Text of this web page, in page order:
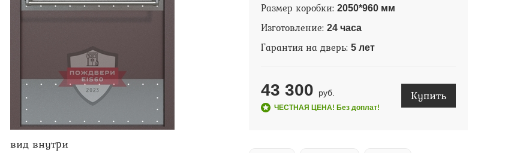
вид внутри
Размер коробки: 2050*960 мм
Изготовление: 24 часа
Гарантия на дверь: 5 лет
43 300 руб.
ЧЕСТНАЯ ЦЕНА! Без доплат!
Купить